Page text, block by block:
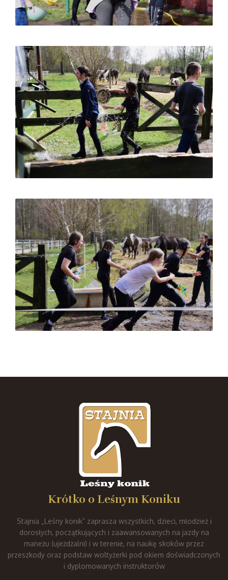
Krótko o Leśnym Koniku
Stajnia „Leśny konik” zaprasza wszystkich, dzieci, młodzież i
dorosłych, początkujących i zaawansowanych na jazdy na
maneżu (ujeżdżalni) i w terenie, na naukę skoków przez
przeszkody oraz podstaw woltyżerki pod okiem doświadczonych
i dyplomowanych instruktorów